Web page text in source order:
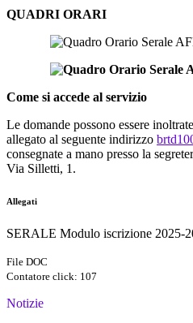
QUADRI ORARI
Come si accede al servizio
Le domande possono essere
allegato al seguente indirizzo
consegnate a mano presso la
Via Silletti, 1.
Allegati
SERALE Modulo iscrizione 2025-
File DOC
Contatore click: 107
Notizie